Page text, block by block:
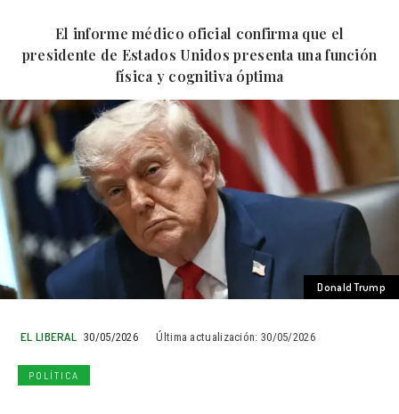
El informe médico oficial confirma que el
presidente de Estados Unidos presenta una función
física y cognitiva óptima
Donald Trump
EL LIBERAL 30/05/2026 Última actualización: 30/05/2026
POLÍTICA